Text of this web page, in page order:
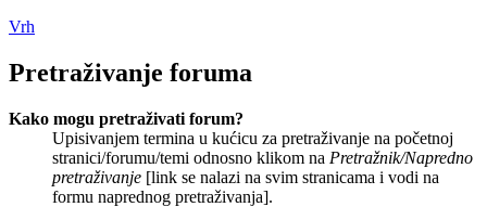
Vrh
Pretraživanje foruma
Kako mogu pretraživati forum?
Upisivanjem termina u kućicu za pretraživanje na početnoj
stranici/forumu/temi odnosno klikom na Pretražnik/Napredno
pretraživanje [link se nalazi na svim stranicama i vodi na
formu naprednog pretraživanja].